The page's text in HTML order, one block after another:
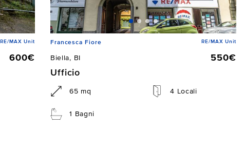
RE/MAX Unit
600€
Francesca Fiore RE/MAX Unit
Biella, BI
550€
Ufficio
65 mq 4 Locali
1 Bagni